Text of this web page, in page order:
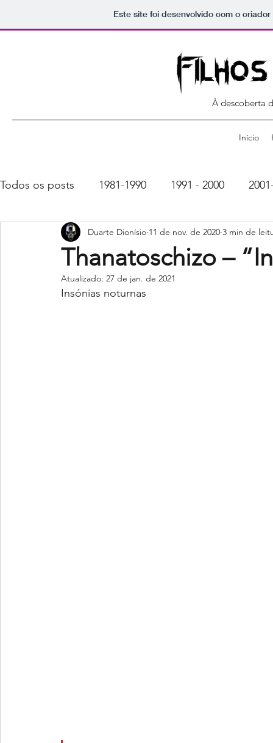
Este site foi desenvolvido com o
À descoberta
Início
Todos os posts 1981-1990 1991 - 2000
Thanatoschizo –
Duarte Dionísio 11 de nov. de 2020 3 min de
Atualizado: 27 de jan. de 2021
Insónias noturnas